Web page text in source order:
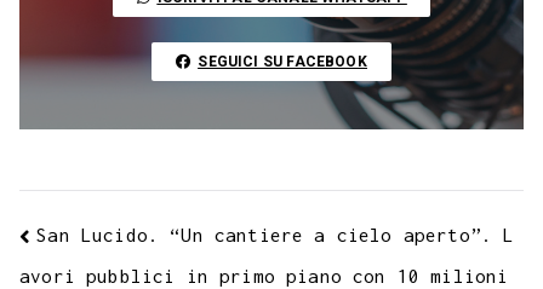
p m
s
t
n
k
SEGUICI SU FACEBOOK
San Lucido. “Un cantiere a cielo aperto”. L
avori pubblici in primo piano con 10 milioni